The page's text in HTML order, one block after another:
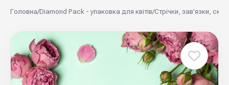
Головна/Diamond Pack - упаковка для квітів/Стрічки, зав'язки,